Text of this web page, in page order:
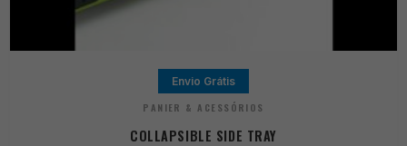
Envio Grátis
PANIER & ACESSÓRIOS
COLLAPSIBLE SIDE TRAY